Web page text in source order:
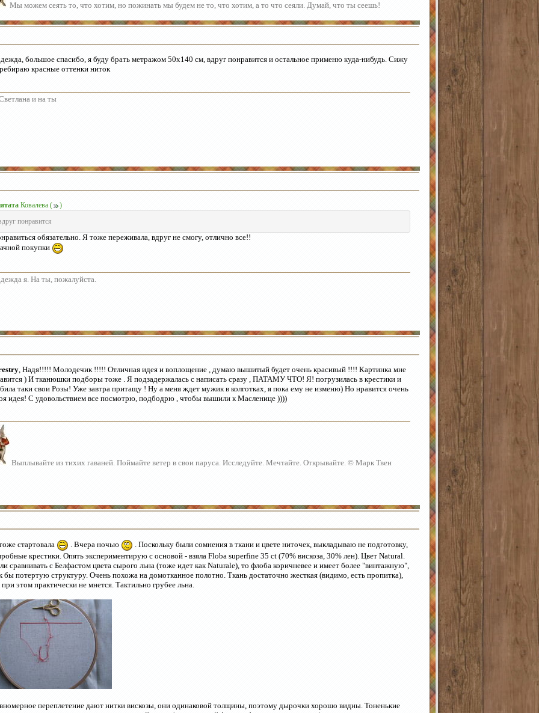
Мы можем сеять то, что хотим, но пожинать мы будем не то, что хотим, а то что сеяли. Думай, что ты сеешь!
большое спасибо, я буду брать метражом 50х140 см, вдруг понравится и остальное применю куда-нибудь. Сижу
красные оттенки ниток
и на ты
Ковалева (
)
понравится
обязательно. Я тоже переживала, вдруг не смогу, отлично все!!
покупки
я. На ты, пожалуйста.
, Надя!!!!! Молодечик !!!!! Отличная идея и воплощение , думаю вышитый будет очень красивый !!!! Картинка мне
) И тканюшки подборы тоже . Я подзадержалась с написать сразу , ПАТАМУ ЧТО! Я! погрузилась в крестики и
таки свои Розы! Уже завтра притащу ! Ну а меня ждет мужик в колготках, я пока ему не изменю) Но нравится очень
идея! С удовольствием все посмотрю, подбодрю , чтобы вышили к Масленице ))))
Выплывайте из тихих гаваней. Поймайте ветер в свои паруса. Исследуйте. Мечтайте. Открывайте. © Марк Твен
стартовала . Вчера ночью
. Поскольку были сомнения в ткани и цвете ниточек, выкладываю не подготовку,
крестики. Опять экспериментирую с основой - взяла Floba superfine 35 ct (70% вискоза, 30% лен). Цвет Natural.
сравнивать с Белфастом цвета сырого льна (тоже идет как Naturale), то флоба коричневее и имеет более "винтажную",
бы потертую структуру. Очень похожа на домотканное полотно. Ткань достаточно жесткая (видимо, есть пропитка),
этом практически не мнется. Тактильно грубее льна.
переплетение дают нитки вискозы, они одинаковой толщины, поэтому дырочки хорошо видны. Тоненькие